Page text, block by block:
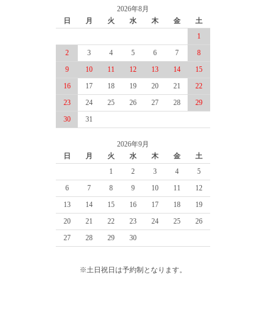
2026年8月
日
月 火 水 木 金
土
1
2
3 4 5 6 7
8
9
10 11 12 13 14
15
16
17 18 19 20 21
22
23
24 25 26 27 28
29
30
31
2026年9月
日
月 火 水 木 金
土
1
2 3 4
5
6
7 8 9 10 11
12
13
14 15 16 17 18
19
20
21 22 23 24 25
26
27
28 29 30
※土日祝日は予約制となります。